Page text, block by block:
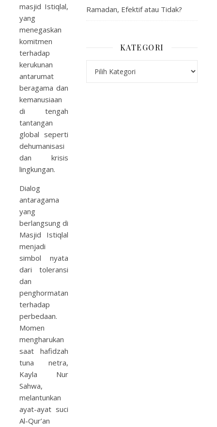
masjid Istiqlal,
yang
menegaskan
komitmen
terhadap
kerukunan
antarumat
beragama dan
kemanusiaan
di tengah
tantangan
global seperti
dehumanisasi
dan krisis
lingkungan.
Dialog
antaragama
yang
berlangsung di
Masjid Istiqlal
menjadi
simbol nyata
dari toleransi
dan
penghormatan
terhadap
perbedaan.
Momen
mengharukan
saat hafidzah
tuna netra,
Kayla Nur
Sahwa,
melantunkan
ayat-ayat suci
Al-Qur’an
Ramadan, Efektif atau Tidak?
KATEGORI